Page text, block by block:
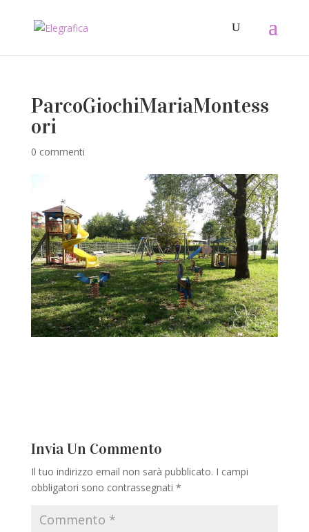
ParcoGiochiMariaMontess
ori
0 commenti
Invia Un Commento
Il tuo indirizzo email non sarà pubblicato. I campi
obbligatori sono contrassegnati *